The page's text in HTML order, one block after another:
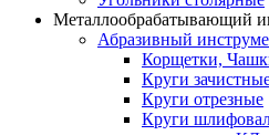
Металлообрабатывающий
Абразивный
Корщетки,
Круги
Круги отрезные
Круги